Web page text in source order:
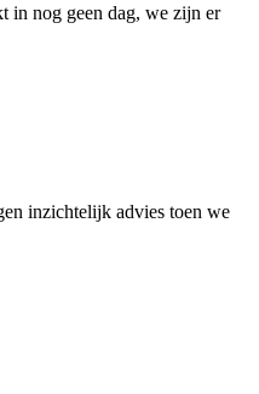
in nog geen dag, we zijn er
inzichtelijk advies toen we